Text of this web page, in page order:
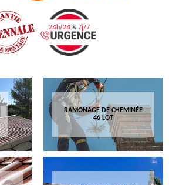
RAMONAGE DE CHEMINÉE
46 LOT